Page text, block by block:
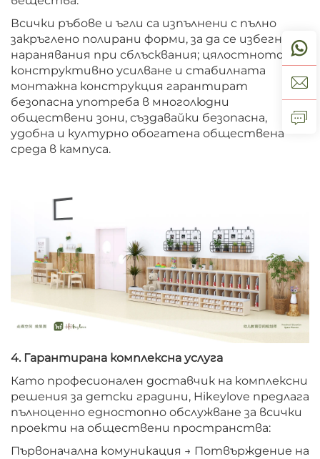
Всички ръбове и ъгли са изпълнени с пълно
закръглено полирани форми, за да се избегнат
наранявания при сблъсквания; цялостното
конструктивно усилване и стабилната
монтажна конструкция гарантират
безопасна употреба в многолюдни
обществени зони, създавайки безопасна,
удобна и културно обогатена обществена
среда в кампуса.
4. Гарантирана комплексна услуга
Като професионален доставчик на комплексни
решения за детски градини, Hikeylove предлага
пълноценно едностопно обслужване за всички
проекти на обществени пространства:
Първоначална комуникация → Потвърждение на